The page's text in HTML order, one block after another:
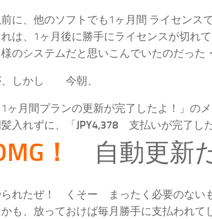
前に、他のソフトでも1ヶ月間 ライセンス
は、1ヶ月後に勝手にライセンスが切れて
様のシステムだと思いこんでいたのだった
、しかし 今朝、
1ヶ月間プランの更新が完了したよ！」の
入れずに、「 JPY4,378 支払いが完了し
！ 自動更新
れたぜ！ くそー まったく必要のない
かも、放っておけば毎月勝手に支払われて